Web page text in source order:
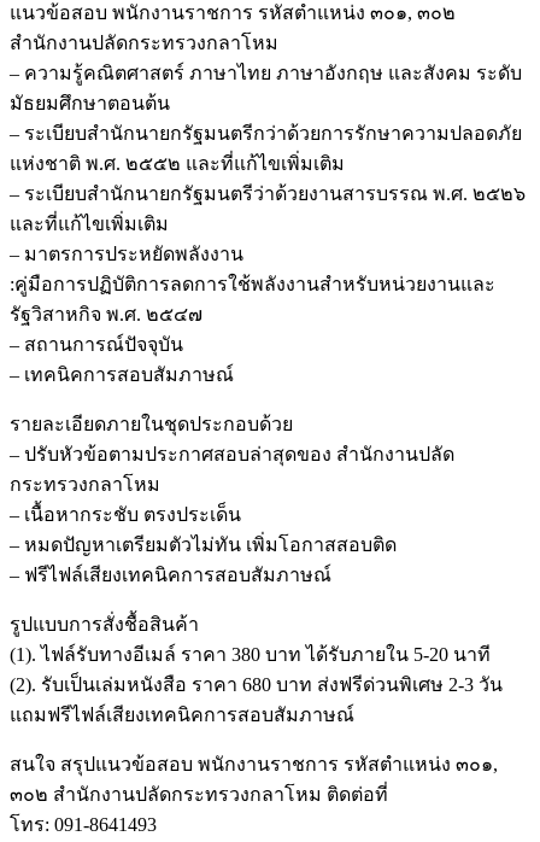
สำนักงาน
ปลัด
กระทรวง
กลาโหม
ชิ้น
แนวข้อสอบ พนักงานราชการ รหัสตำแหน่ง ๓๐๑, ๓๐๒
สำนักงานปลัดกระทรวงกลาโหม
– ความรู้คณิตศาสตร์ ภาษาไทย ภาษาอังกฤษ และสังคม ระดับ
มัธยมศึกษาตอนต้น
– ระเบียบสำนักนายกรัฐมนตรีกว่าด้วยการรักษาความปลอดภัย
แห่งชาติ พ.ศ. ๒๕๕๒ และที่แก้ไขเพิ่มเติม
– ระเบียบสำนักนายกรัฐมนตรีว่าด้วยงานสารบรรณ พ.ศ. ๒๕๒๖
และที่แก้ไขเพิ่มเติม
– มาตรการประหยัดพลังงาน
:คู่มือการปฏิบัติการลดการใช้พลังงานสำหรับหน่วยงานและ
รัฐวิสาหกิจ พ.ศ. ๒๕๔๗
– สถานการณ์ปัจจุบัน
– เทคนิคการสอบสัมภาษณ์
รายละเอียดภายในชุดประกอบด้วย
– ปรับหัวข้อตามประกาศสอบล่าสุดของ สำนักงานปลัด
กระทรวงกลาโหม
– เนื้อหากระชับ ตรงประเด็น
– หมดปัญหาเตรียมตัวไม่ทัน เพิ่มโอกาสสอบติด
– ฟรีไฟล์เสียงเทคนิคการสอบสัมภาษณ์
รูปแบบการสั่งชื้อสินค้า
(1). ไฟล์รับทางอีเมล์ ราคา 380 บาท ได้รับภายใน 5-20 นาที
(2). รับเป็นเล่มหนังสือ ราคา 680 บาท ส่งฟรีด่วนพิเศษ 2-3 วัน
แถมฟรีไฟล์เสียงเทคนิคการสอบสัมภาษณ์
สนใจ สรุปแนวข้อสอบ พนักงานราชการ รหัสตำแหน่ง ๓๐๑,
๓๐๒ สำนักงานปลัดกระทรวงกลาโหม ติดต่อที่
โทร: 091-8641493